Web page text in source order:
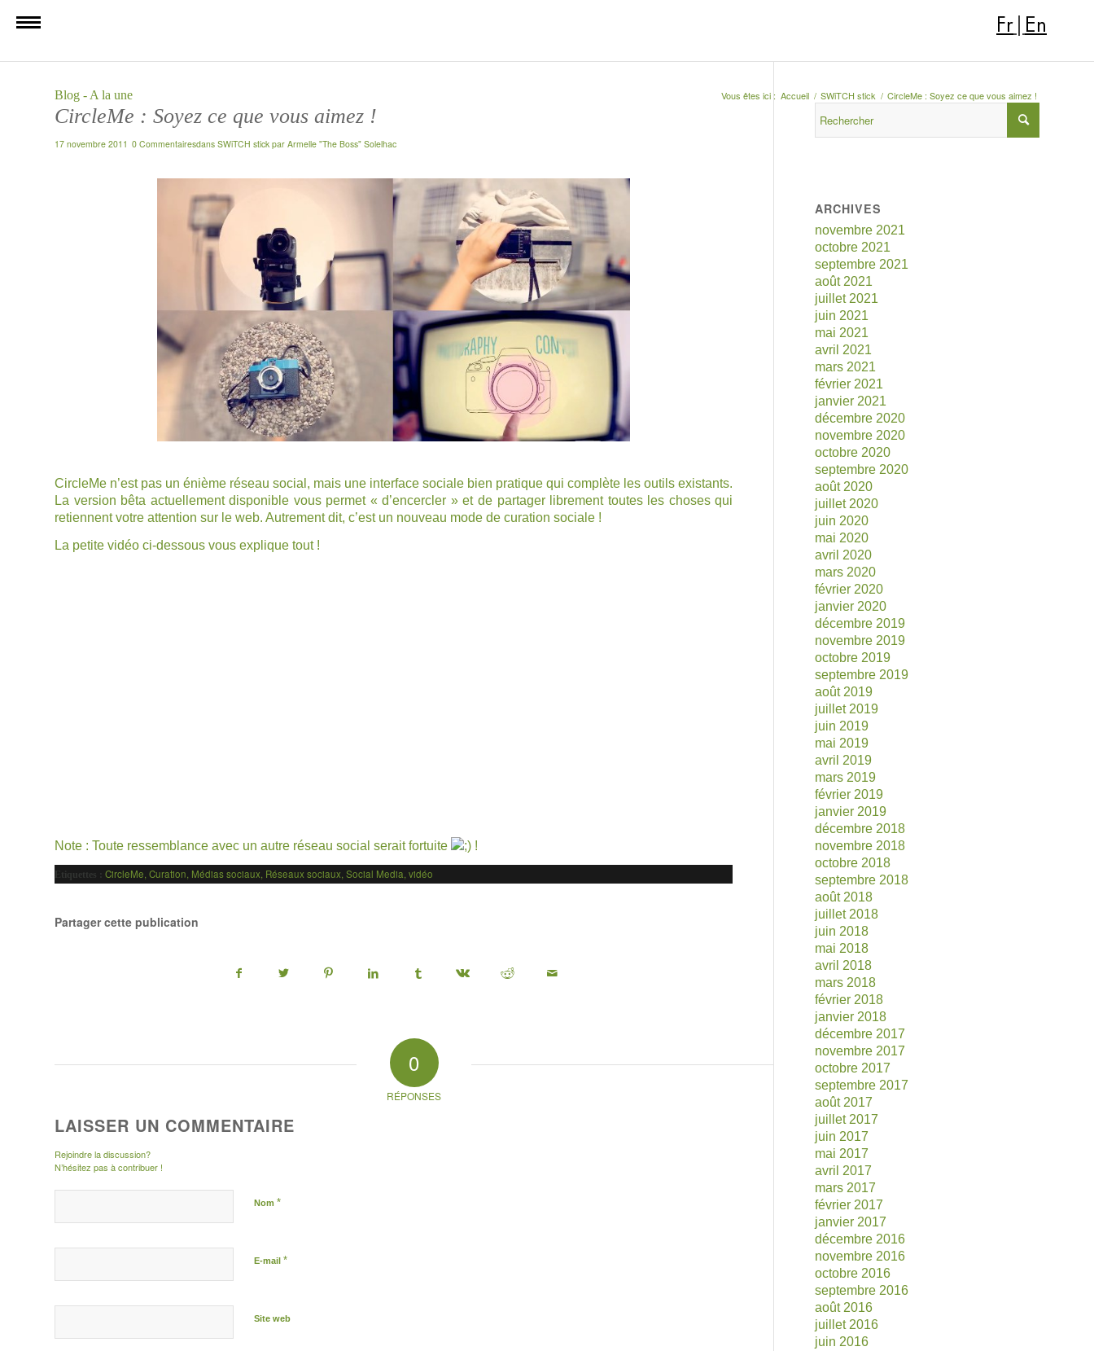
Fr En
Blog - A la une Vous êtes ici : Accueil / SWiTCH stick / CircleMe : Soyez ce que vous aimez !
CircleMe : Soyez ce que vous aimez !
17 novembre 2011 0 Commentairesdans SWiTCH stick par Armelle "The Boss" Solelhac
CircleMe n’est pas un énième réseau social, mais une interface sociale bien pratique qui complète les outils existants.
La version bêta actuellement disponible vous permet « d’encercler » et de partager librement toutes les choses qui
retiennent votre attention sur le web. Autrement dit, c’est un nouveau mode de curation sociale !
La petite vidéo ci-dessous vous explique tout !
Note : Toute ressemblance avec un autre réseau social serait fortuite !
Etiquettes : CircleMe,Curation, Médias sociaux, Réseaux sociaux,Social Media,vidéo
Partager cette publication
0
RÉPONSES
LAISSER UN COMMENTAIRE
Rejoindre la discussion?
N’hésitez pas à contribuer !
Nom *
E-mail *
Site web
ARCHIVES
novembre 2021
octobre 2021
septembre 2021
août 2021
juillet 2021
juin 2021
mai 2021
avril 2021
mars 2021
février 2021
janvier 2021
décembre 2020
novembre 2020
octobre 2020
septembre 2020
août 2020
juillet 2020
juin 2020
mai 2020
avril 2020
mars 2020
février 2020
janvier 2020
décembre 2019
novembre 2019
octobre 2019
septembre 2019
août 2019
juillet 2019
juin 2019
mai 2019
avril 2019
mars 2019
février 2019
janvier 2019
décembre 2018
novembre 2018
octobre 2018
septembre 2018
août 2018
juillet 2018
juin 2018
mai 2018
avril 2018
mars 2018
février 2018
janvier 2018
décembre 2017
novembre 2017
octobre 2017
septembre 2017
août 2017
juillet 2017
juin 2017
mai 2017
avril 2017
mars 2017
février 2017
janvier 2017
décembre 2016
novembre 2016
octobre 2016
septembre 2016
août 2016
juillet 2016
juin 2016